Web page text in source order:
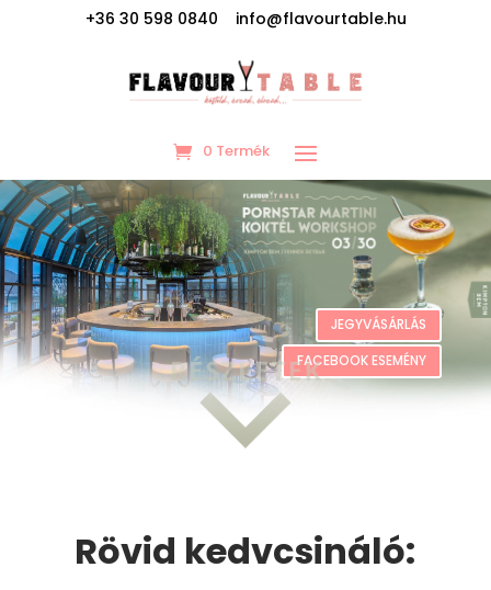
+36 30 598 0840 info@flavourtable.hu
0 Termék
JEGYVÁSÁRLÁS
FACEBOOK ESEMÉNY
Rövid kedvcsináló: